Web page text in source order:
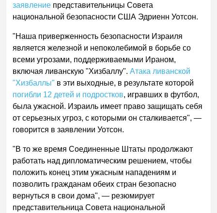
заявление представительницы Совета
национальной безопасности США Эдриенн Уотсон.
"Наша приверженность безопасности Израиля
является железной и непоколебимой в борьбе со
всеми угрозами, поддерживаемыми Ираном,
включая ливанскую "Хизбаллу".Атака ливанской
"Хизбаллы" в эти выходные, в результате которой
погибли 12 детей и подростков, игравших в футбол,
была ужасной. Израиль имеет право защищать себя
от серьезных угроз, с которыми он сталкивается", —
говорится в заявлении Уотсон.
"В то же время Соединенные Штаты продолжают
работать над дипломатическим решением, чтобы
положить конец этим ужасным нападениям и
позволить гражданам обеих стран безопасно
вернуться в свои дома", — резюмирует
представительница Совета национальной